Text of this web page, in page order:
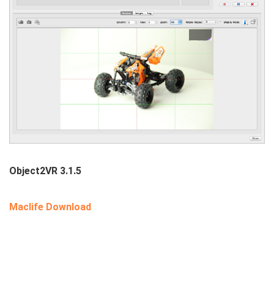
Object2VR 3.1.5
Maclife Download